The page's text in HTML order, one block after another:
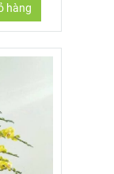
hàng